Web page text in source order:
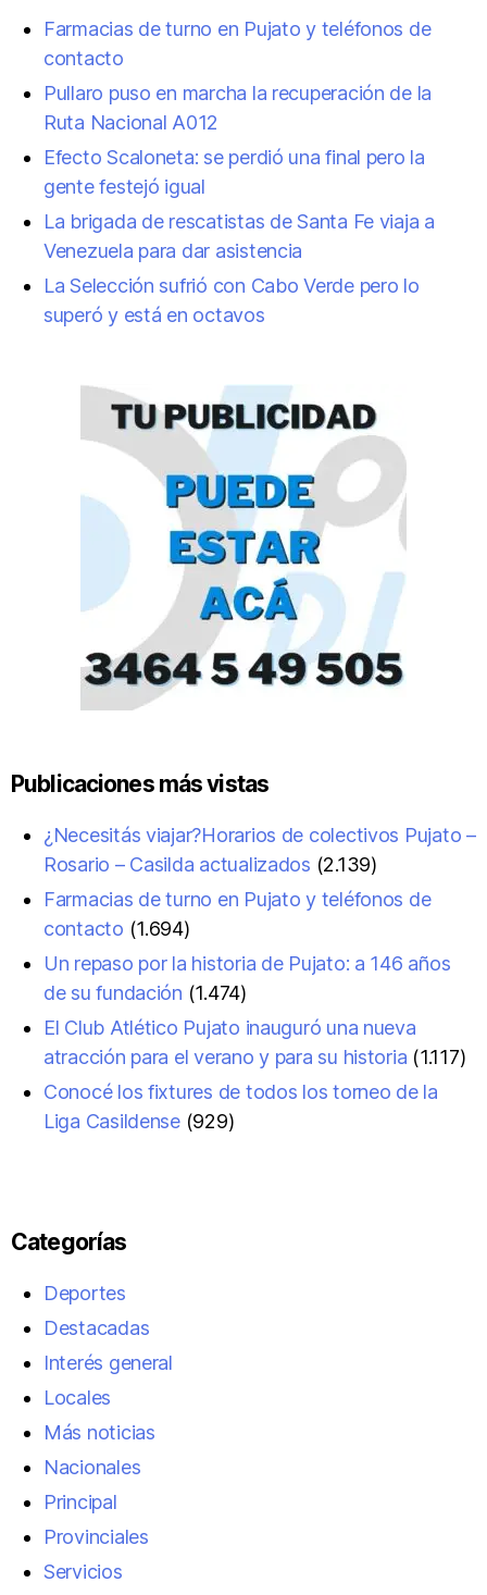
Farmacias de turno en Pujato y teléfonos de
contacto
Pullaro puso en marcha la recuperación de la
Ruta Nacional A012
Efecto Scaloneta: se perdió una final pero la
gente festejó igual
La brigada de rescatistas de Santa Fe viaja a
Venezuela para dar asistencia
La Selección sufrió con Cabo Verde pero lo
superó y está en octavos
Publicaciones más vistas
¿Necesitás viajar?Horarios de colectivos Pujato –
Rosario – Casilda actualizados (2.139)
Farmacias de turno en Pujato y teléfonos de
contacto (1.694)
Un repaso por la historia de Pujato: a 146 años
de su fundación (1.474)
El Club Atlético Pujato inauguró una nueva
atracción para el verano y para su historia (1.117)
Conocé los fixtures de todos los torneo de la
Liga Casildense (929)
Categorías
Deportes
Destacadas
Interés general
Locales
Más noticias
Nacionales
Principal
Provinciales
Servicios